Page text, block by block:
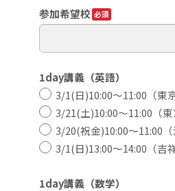
参加希望校
1day講義（英語）
3/1(日)10:00～11:00（東
3/21(土)10:00～11:00（東
3/20(祝金)10:00～11:00（
3/1(日)13:00～14:00（吉
1day講義（数学）